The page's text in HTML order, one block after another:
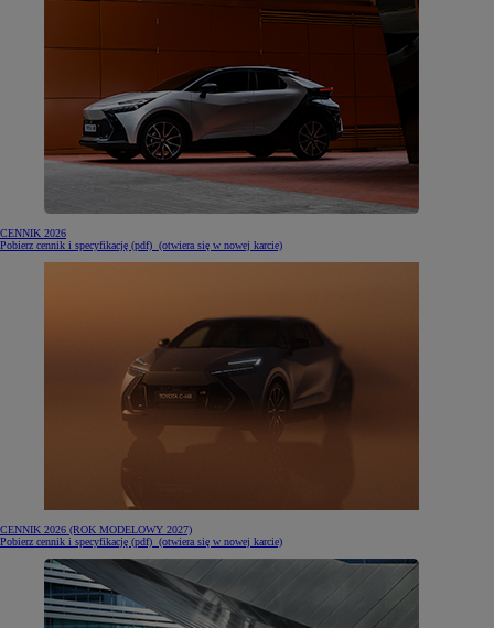
CENNIK 2026
Pobierz cennik i specyfikację (pdf) (otwiera się w nowej karcie)
CENNIK 2026 (ROK MODELOWY 2027)
Pobierz cennik i specyfikację (pdf) (otwiera się w nowej karcie)